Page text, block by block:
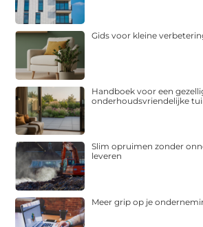
Gids voor kleine
Handboek voor een
onderhoudsvriendelijke
Slim opruimen zonder
leveren
Meer grip op je